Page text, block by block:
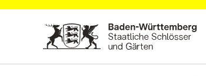
Zum Hauptinhalt springen